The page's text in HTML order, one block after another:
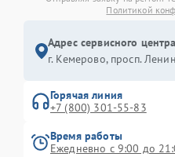
Политикой
Адрес сервисного
г. Кемерово, просп.
Горячая линия
+7 (800) 301-55-83
Время работы
Ежедневно с 9:00 до